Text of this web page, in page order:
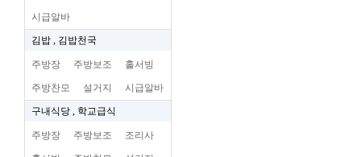
시급알바
김밥 , 김밥천국
주방장 주방보조 홀서빙
주방찬모 설거지 시급알바
구내식당 , 학교급식
주방장 주방보조 조리사